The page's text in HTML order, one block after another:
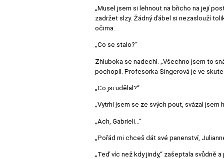
„Musel jsem si lehnout na břicho na její
zadržet slzy. Žádný ďábel si nezaslouží
očima.
„Co se stalo?“
Zhluboka se nadechl. „Všechno jsem to
pochopil. Profesorka Singerová je ve
„Co jsi udělal?“
„Vytrhl jsem se ze svých pout, svázal jsem
„Ach, Gabrieli…“
„Pořád mi chceš dát své panenství,
„Teď víc než kdy jindy,“ zašeptala svůdně